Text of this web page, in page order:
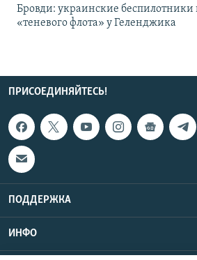
Бровди: украинские беспилотники
«теневого флота» у Геленджика
ПРИСОЕДИНЯЙТЕСЬ!
ПОДДЕРЖКА
ИНФО